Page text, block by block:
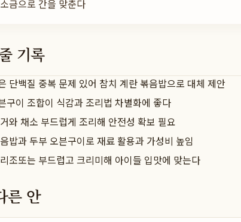
금으로 간을 맞춘다
기록
단백질 중복 문제 있어 참치 계란 볶음밥으로 대체 제안
구이 조합이 식감과 조리법 차별화에 좋다
와 채소 부드럽게 조리해 안전성 확보 필요
밥과 두부 오븐구이로 재료 활용과 가성비 높임
조또는 부드럽고 크리미해 아이들 입맛에 맞는다
른 안